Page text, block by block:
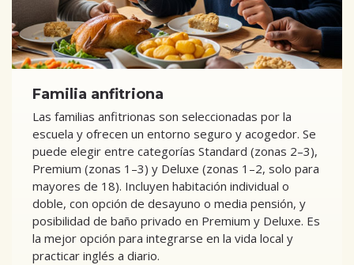
Familia anfitriona
Las familias anfitrionas son seleccionadas por la
escuela y ofrecen un entorno seguro y acogedor. Se
puede elegir entre categorías Standard (zonas 2–3),
Premium (zonas 1–3) y Deluxe (zonas 1–2, solo para
mayores de 18). Incluyen habitación individual o
doble, con opción de desayuno o media pensión, y
posibilidad de baño privado en Premium y Deluxe. Es
la mejor opción para integrarse en la vida local y
practicar inglés a diario.